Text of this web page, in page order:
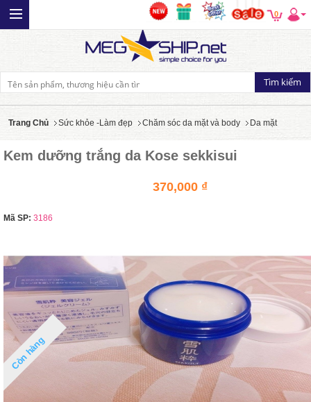
0
Trang Chủ Sức khỏe -Làm đẹp Chăm sóc da mặt và body Da mặt
Kem dưỡng trắng da Kose sekkisui
370,000 ₫
Mã SP: 3186
Còn hàng